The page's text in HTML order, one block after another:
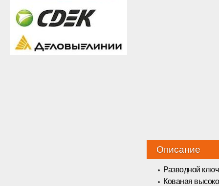
Описание
Разводной
Кованая